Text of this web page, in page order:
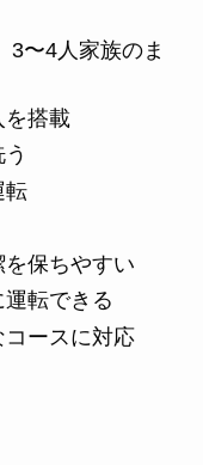
3〜4人家族のま
搭載
転
保ちやすい
転できる
ースに対応